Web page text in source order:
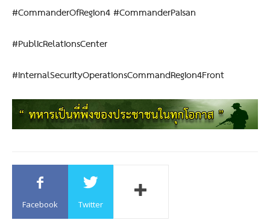
#CommanderOfRegion4 #CommanderPaisan
#PublicRelationsCenter
#InternalSecurityOperationsCommandRegion4Front
Facebook Twitter